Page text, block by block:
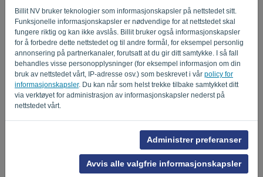
Billit NV bruker teknologier som informasjonskapsler på nettstedet sitt.
Funksjonelle informasjonskapsler er nødvendige for at nettstedet skal
fungere riktig og kan ikke avslås. Billit bruker også informasjonskapsler
for å forbedre dette nettstedet og til andre formål, for eksempel personlig
annonsering på partnerkanaler, forutsatt at du gir ditt samtykke. I så fall
behandles visse personopplysninger (for eksempel informasjon om din
bruk av nettstedet vårt, IP-adresse osv.) som beskrevet i vår policy for
informasjonskapsler. Du kan når som helst trekke tilbake samtykket ditt
via verktøyet for administrasjon av informasjonskapsler nederst på
nettstedet vårt.
Administrer preferanser
Avvis alle valgfrie informasjonskapsler
Husk meg Glemt passord?
LOGG INN
Vilkår og betingelser